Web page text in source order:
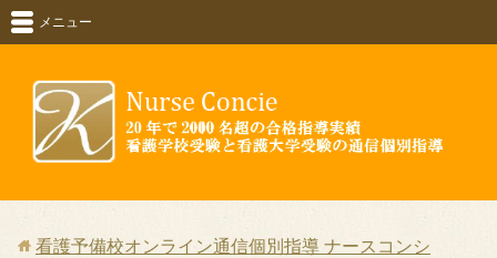
メニュー
看護予備校オンライン通信個別指導 ナースコンシ